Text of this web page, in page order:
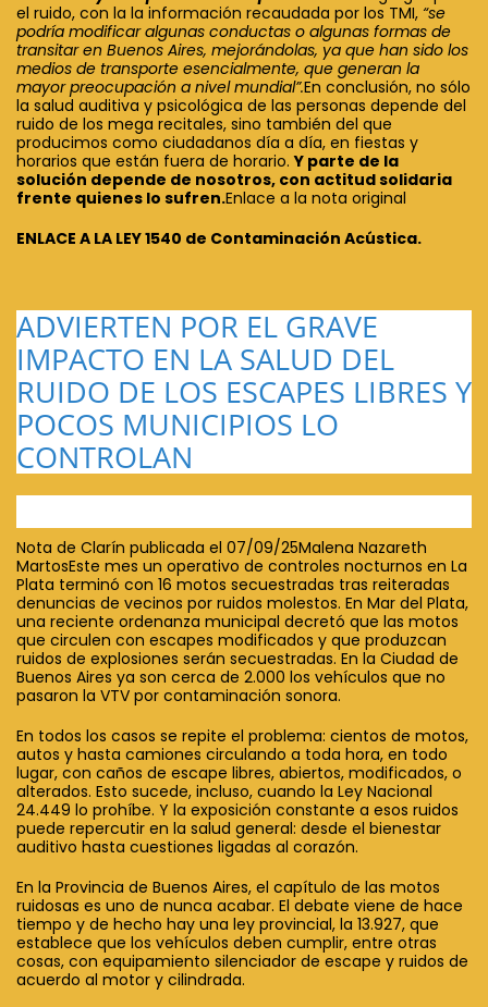
el ruido, con la la información recaudada por los TMI, “se
podría modificar algunas conductas o algunas formas de
transitar en Buenos Aires, mejorándolas, ya que han sido los
medios de transporte esencialmente, que generan la
mayor preocupación a nivel mundial”.En conclusión, no sólo
la salud auditiva y psicológica de las personas depende del
ruido de los mega recitales, sino también del que
producimos como ciudadanos día a día, en fiestas y
horarios que están fuera de horario.Y parte de la
solución depende de nosotros, con actitud solidaria
frente quienes lo sufren.Enlace a la nota original
ENLACE A LA LEY 1540 de Contaminación Acústica.
ADVIERTEN POR EL GRAVE
IMPACTO EN LA SALUD DEL
RUIDO DE LOS ESCAPES LIBRES Y
POCOS MUNICIPIOS LO
CONTROLAN
Nota de Clarín publicada el 07/09/25Malena Nazareth
MartosEste mes un operativo de controles nocturnos en La
Plata terminó con 16 motos secuestradas tras reiteradas
denuncias de vecinos por ruidos molestos. En Mar del Plata,
una reciente ordenanza municipal decretó que las motos
que circulen con escapes modificados y que produzcan
ruidos de explosiones serán secuestradas. En la Ciudad de
Buenos Aires ya son cerca de 2.000 los vehículos que no
pasaron la VTV por contaminación sonora.
En todos los casos se repite el problema: cientos de motos,
autos y hasta camiones circulando a toda hora, en todo
lugar, con caños de escape libres, abiertos, modificados, o
alterados. Esto sucede, incluso, cuando la Ley Nacional
24.449 lo prohíbe. Y la exposición constante a esos ruidos
puede repercutir en la salud general: desde el bienestar
auditivo hasta cuestiones ligadas al corazón.
En la Provincia de Buenos Aires, el capítulo de las motos
ruidosas es uno de nunca acabar. El debate viene de hace
tiempo y de hecho hay una ley provincial, la 13.927, que
establece que los vehículos deben cumplir, entre otras
cosas, con equipamiento silenciador de escape y ruidos de
acuerdo al motor y cilindrada.